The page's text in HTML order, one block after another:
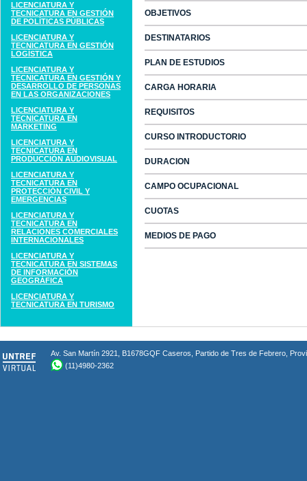
LICENCIATURA Y
TECNICATURA EN GESTIÓN
DE POLÍTICAS PÚBLICAS
LICENCIATURA Y
TECNICATURA EN GESTIÓN
LOGÍSTICA
LICENCIATURA Y
TECNICATURA EN GESTIÓN Y
DESARROLLO DE PERSONAS
EN LAS ORGANIZACIONES
LICENCIATURA Y
TECNICATURA EN
MARKETING
LICENCIATURA Y
TECNICATURA EN
PRODUCCIÓN AUDIOVISUAL
LICENCIATURA Y
TECNICATURA EN
PROTECCIÓN CIVIL Y
EMERGENCIAS
LICENCIATURA Y
TECNICATURA EN
RELACIONES COMERCIALES
INTERNACIONALES
LICENCIATURA Y
TECNICATURA EN SISTEMAS
DE INFORMACIÓN
GEOGRÁFICA
LICENCIATURA Y
TECNICATURA EN TURISMO
OBJETIVOS
DESTINATARIOS
PLAN DE ESTUDIOS
CARGA HORARIA
REQUISITOS
CURSO INTRODUCTORIO
DURACION
CAMPO OCUPACIONAL
CUOTAS
MEDIOS DE PAGO
Av. San Martín 2921, B1678GQF Caseros, Partido de Tres de Febrero,
(11)4980-2362